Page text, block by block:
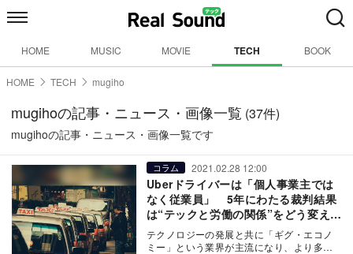
HOME MUSIC MOVIE TECH BOOK
HOME TECH mugiho
mugihoの記事・ニュース・画像一覧 (37件)
mugihoの記事・ニュース・画像一覧です
コラム 2021.02.28 12:00
Uberドライバーは「個人事業主では
なく従業員」 5年にわたる裁判結果
は“テックと労働の関係”をどう変え
る？
テクノロジーの発展と共に「ギグ・エコノ
ミー」という業界が主流になり、より多く